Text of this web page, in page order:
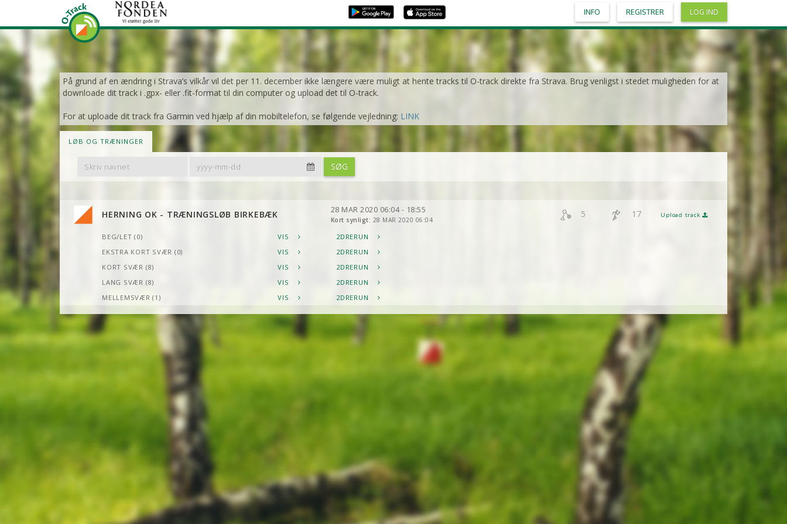
På grund af en ændring i Strava’s vilkår vil det per 11. december ikke længere være muligt at hente tracks til O-track direkte fra Strava. Brug venligst i stedet muligheden for at
downloade dit track i .gpx- eller .fit-format til din computer og upload det til O-track.
For at uploade dit track fra Garmin ved hjælp af din mobiltelefon, se følgende vejledning: LINK
LØB OG TRÆNINGER
Filter
By
By
SØG
HERNING OK - TRÆNINGSLØB BIRKEBÆK 28 MAR 2020 06:04 - 18:55
Kort synligt: 28 MAR 2020 06:04
5 17 Upload track
BEG/LET (0) VIS
2DRERUN
EKSTRA KORT SVÆR (0)
VIS
2DRERUN
KORT SVÆR (8)
VIS
2DRERUN
LANG SVÆR (8)
VIS
2DRERUN
MELLEMSVÆR (1)
VIS 2DRERUN
INFO REGISTRER LOG IND